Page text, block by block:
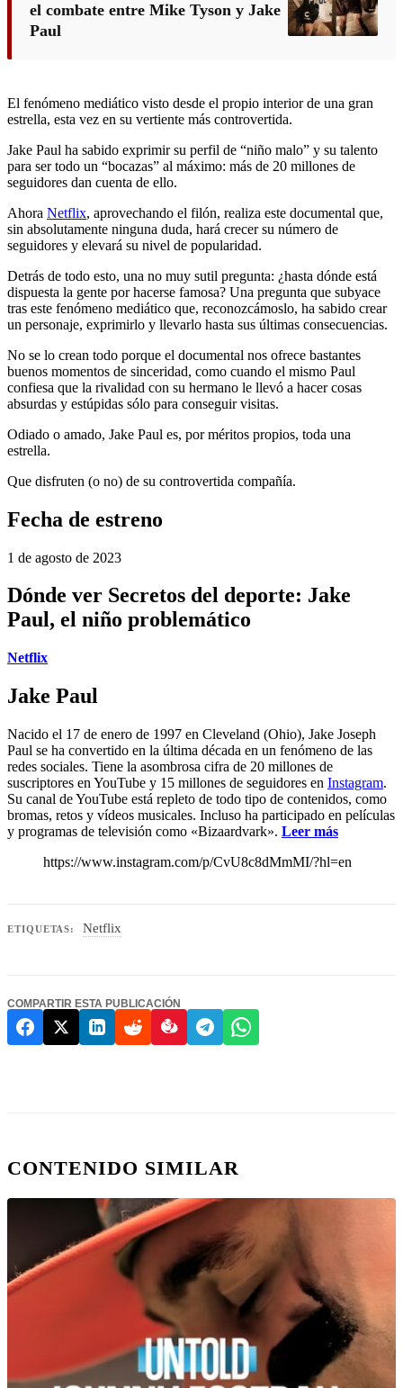
el combate entre Mike Tyson y Jake
Paul
El fenómeno mediático visto desde el propio interior de una gran
estrella, esta vez en su vertiente más controvertida.
Jake Paul ha sabido exprimir su perfil de “niño malo” y su talento
para ser todo un “bocazas” al máximo: más de 20 millones de
seguidores dan cuenta de ello.
Ahora Netflix, aprovechando el filón, realiza este documental que,
sin absolutamente ninguna duda, hará crecer su número de
seguidores y elevará su nivel de popularidad.
Detrás de todo esto, una no muy sutil pregunta: ¿hasta dónde está
dispuesta la gente por hacerse famosa? Una pregunta que subyace
tras este fenómeno mediático que, reconozcámoslo, ha sabido crear
un personaje, exprimirlo y llevarlo hasta sus últimas consecuencias.
No se lo crean todo porque el documental nos ofrece bastantes
buenos momentos de sinceridad, como cuando el mismo Paul
confiesa que la rivalidad con su hermano le llevó a hacer cosas
absurdas y estúpidas sólo para conseguir visitas.
Odiado o amado, Jake Paul es, por méritos propios, toda una
estrella.
Que disfruten (o no) de su controvertida compañía.
Fecha de estreno
1 de agosto de 2023
Dónde ver Secretos del deporte: Jake
Paul, el niño problemático
Netflix
Jake Paul
Nacido el 17 de enero de 1997 en Cleveland (Ohio), Jake Joseph
Paul se ha convertido en la última década en un fenómeno de las
redes sociales. Tiene la asombrosa cifra de 20 millones de
suscriptores en YouTube y 15 millones de seguidores en Instagram.
Su canal de YouTube está repleto de todo tipo de contenidos, como
bromas, retos y vídeos musicales. Incluso ha participado en películas
y programas de televisión como «Bizaardvark». Leer más
https://www.instagram.com/p/CvU8c8dMmMI/?hl=en
ETIQUETAS: Netflix
COMPARTIR ESTA PUBLICACIÓN
CONTENIDO SIMILAR